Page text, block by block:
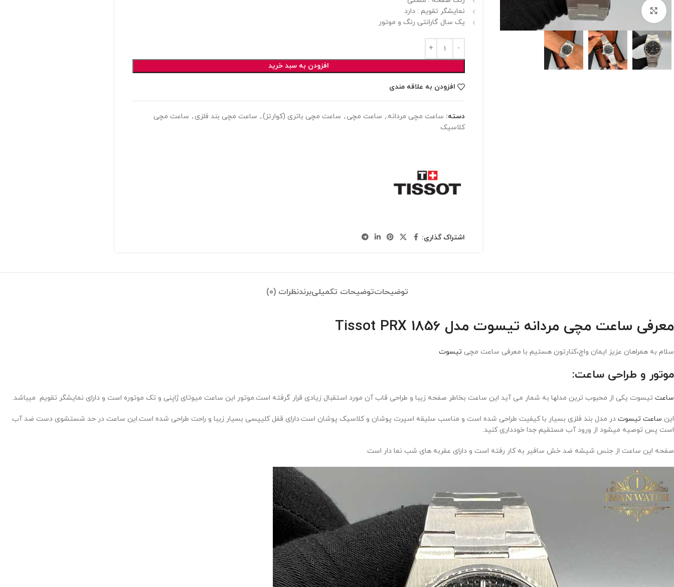
برای بزرگنمایی کلیک کنید
نمایشگر تقویم : دارد
یک سال گارانتی رنگ و موتور
افزودن به سبد خرید
افزودن به علاقه مندی
دسته: ساعت مچی مردانه , ساعت مچی , ساعت مچی باتری (کوارتز), ساعت مچی بند فلزی , ساعت مچی
کلاسیک
اشتراک گذاری:
توضیحاتتوضیحات تکمیلیبرندنظرات (0)
معرفی ساعت مچی مردانه تیسوت مدل Tissot PRX 1856
سلام به همراهان عزیز ایمان واچ،کنارتون هستیم با معرفی ساعت مچی تیسوت
موتور و طراحی ساعت:
ساعت تیسوت یکی از محبوب ترین مدلها به شمار می آید این ساعت بخاطر صفحه زیبا و طراحی قاب آن مورد استقبال زیادی قرار گرفته است.موتور این ساعت میوتای ژاپنی و تک موتوره است و دارای نمایشگر تقویم میباشد.
این ساعت تیسوت در مدل بند فلزی بسیار با کیفیت طراحی شده است و مناسب سلیقه اسپرت پوشان و کلاسیک پوشان است.دارای قفل کلیپسی بسیار زیبا و راحت طراحی شده است.این ساعت در حد شستشوی دست ضد آب
است پس توصیه میشود از ورود آب مستقیم جدا خودداری کنید.
صفحه این ساعت از جنس شیشه ضد خش سافیر به کار رفته است و دارای عقربه های شب نما دار است.